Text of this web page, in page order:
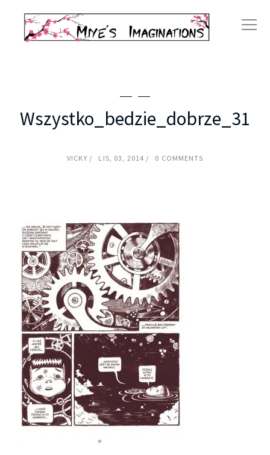
Wszystko_bedzie_dobrze_31
VICKY LIS, 03, 2014 0 COMMENTS